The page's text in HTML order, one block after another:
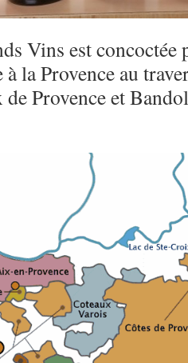
Vins est concoctée
à la Provence au
de Provence et